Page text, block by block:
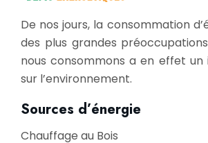
De nos jours, la consommation
des plus grandes
nous consommons a en effet
sur l’environnement.
Sources d’énergie
Chauffage au Bois